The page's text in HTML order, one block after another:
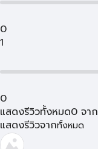
0
1
0
แสดงรีวิวทั้งหมด0 จาก
แสดงรีวิวจากทั้งหมด